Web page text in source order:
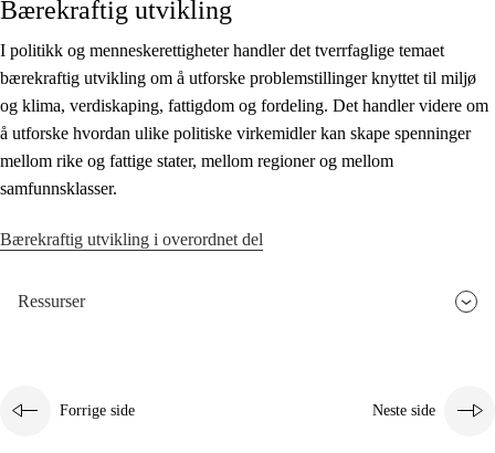
Bærekraftig utvikling
I politikk og menneskerettigheter handler det tverrfaglige temaet
bærekraftig utvikling om å utforske problemstillinger knyttet til miljø
og klima, verdiskaping, fattigdom og fordeling. Det handler videre om
å utforske hvordan ulike politiske virkemidler kan skape spenninger
mellom rike og fattige stater, mellom regioner og mellom
samfunnsklasser.
Bærekraftig utvikling i overordnet del
Ressurser
Forrige side Neste side